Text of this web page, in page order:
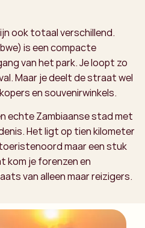
ook totaal verschillend.
is een compacte
van het park. Je loopt zo
Maar je deelt de straat wel
en souvenirwinkels.
echte Zambiaanse stad met
Het ligt op tien kilometer
maar een stuk
kom je forenzen en
van alleen maar reizigers.